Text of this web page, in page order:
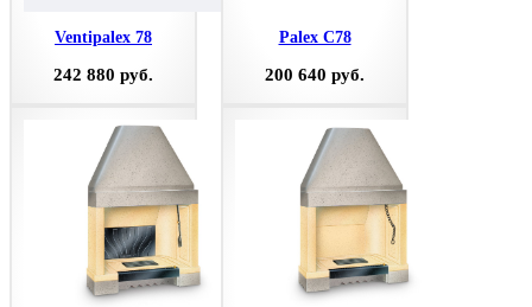
Ventipalex 78
242 880 руб.
Palex C78
200 640 руб.